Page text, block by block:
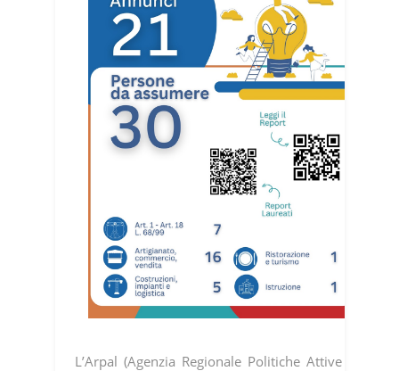
L’Arpal (Agenzia Regionale Politiche Attive